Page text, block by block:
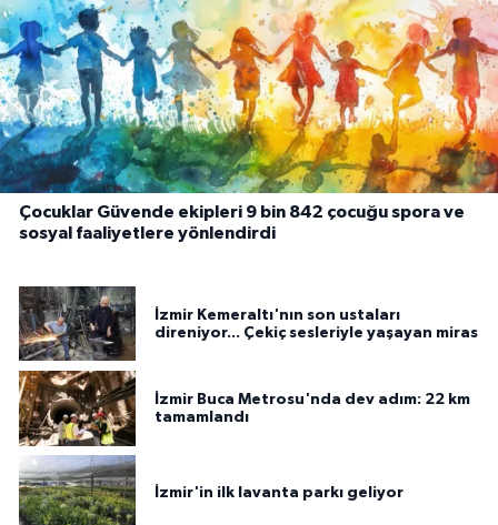
Çocuklar Güvende ekipleri 9 bin 842 çocuğu spora ve
sosyal faaliyetlere yönlendirdi
İzmir Kemeraltı'nın son ustaları
direniyor... Çekiç sesleriyle yaşayan miras
İzmir Buca Metrosu'nda dev adım: 22 km
tamamlandı
İzmir'in ilk lavanta parkı geliyor